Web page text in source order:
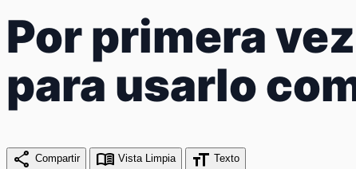
Por primera
para usarlo
share Compartir menu_book Vista Limpia format_size Texto